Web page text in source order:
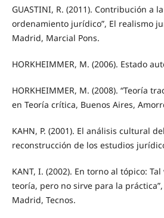
GUASTINI, R. (2011). Contribución a
ordenamiento jurídico”, El realismo
Madrid, Marcial Pons.
HORKHEIMMER, M. (2006). Estado
HORKHEIMMER, M. (2008). “Teoría
en Teoría crítica, Buenos Aires,
KAHN, P. (2001). El análisis cultural
reconstrucción de los estudios
KANT, I. (2002). En torno al tópico:
teoría, pero no sirve para la
Madrid, Tecnos.